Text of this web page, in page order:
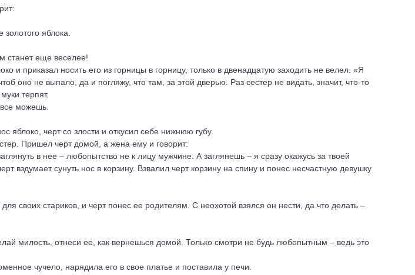
яблока.
станет еще веселее!
и приказал носить его из горницы в горницу, только в двенадцатую заходить не велел. «Я
оно не выпало, да и погляжу, что там, за этой дверью. Раз сестер не видать, значит, что-то
терпят.
можешь.
яблоко, черт со злости и откусил себе нижнюю губу.
Пришел черт домой, а жена ему и говорит:
в нее – любопытство не к лицу мужчине. А заглянешь – я сразу окажусь за твоей
вздумает сунуть нос в корзину. Взвалил черт корзину на спину и понес несчастную девушку
своих стариков, и черт понес ее родителям. С неохотой взялся он нести, да что делать –
милость, отнеси ее, как вернешься домой. Только смотри не будь любопытным – ведь это
чучело, нарядила его в свое платье и поставила у печи.